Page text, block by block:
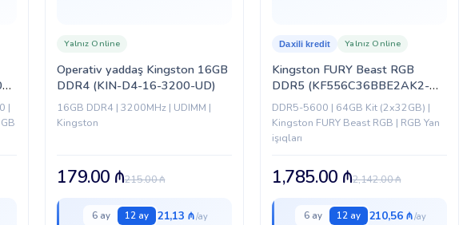
|
Operativ yaddaş Kingston 16GB
DDR4 (KIN-D4-16-3200-UD)
Yalnız Online
16GB DDR4 | 3200MHz | UDIMM |
Kingston
215.00₼
179.00 ₼
6 ay 12 ay 21,13 ₼
Kingston FURY Beast RGB
DDR5 (KF556C36BBE2AK2-
64)
Daxili kredit Yalnız Online
DDR5-5600 | 64GB Kit (2x32GB) |
Kingston FURY Beast RGB | RGB Yan
işıqları
2,142.00₼
1,785.00 ₼
6 ay 12 ay 210,56 ₼